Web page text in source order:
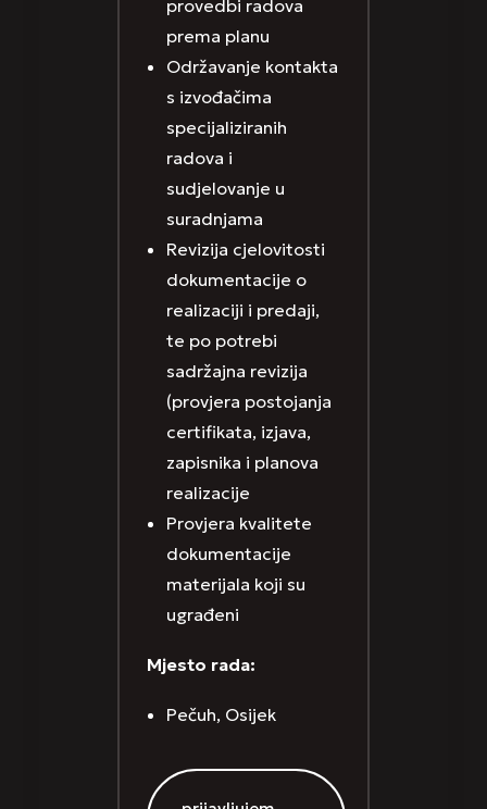
provedbi radova
prema planu
Održavanje kontakta
s izvođačima
specijaliziranih
radova i
sudjelovanje u
suradnjama
Revizija cjelovitosti
dokumentacije o
realizaciji i predaji,
te po potrebi
sadržajna revizija
(provjera postojanja
certifikata, izjava,
zapisnika i planova
realizacije
Provjera kvalitete
dokumentacije
materijala koji su
ugrađeni
Mjesto rada:
Pečuh, Osijek